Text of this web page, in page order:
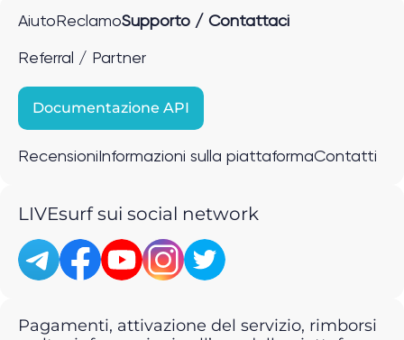
Aiuto ReclamoSupporto / Contattaci
Referral / Partner
Documentazione API
Recensioni Informazioni sulla piattaformaContatti
LIVEsurf sui social network
Pagamenti, attivazione del servizio, rimborsi